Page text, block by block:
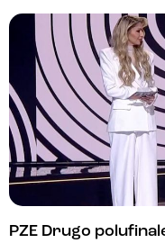
PZE Drugo